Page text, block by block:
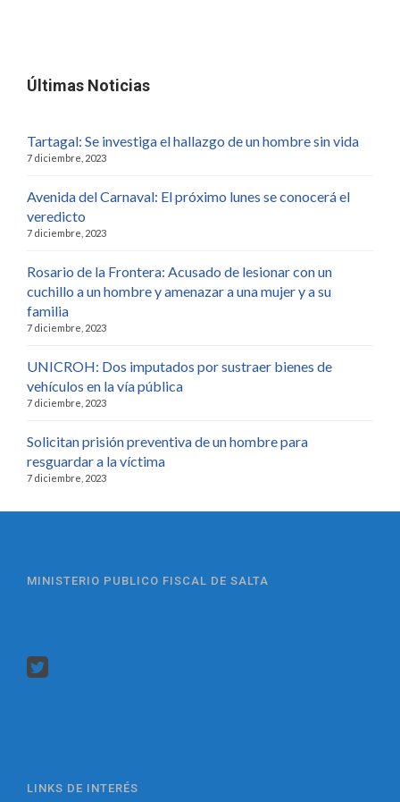
Últimas Noticias
Tartagal: Se investiga el hallazgo de un hombre sin vida
7 diciembre, 2023
Avenida del Carnaval: El próximo lunes se conocerá el
veredicto
7 diciembre, 2023
Rosario de la Frontera: Acusado de lesionar con un
cuchillo a un hombre y amenazar a una mujer y a su
familia
7 diciembre, 2023
UNICROH: Dos imputados por sustraer bienes de
vehículos en la vía pública
7 diciembre, 2023
Solicitan prisión preventiva de un hombre para
resguardar a la víctima
7 diciembre, 2023
MINISTERIO PUBLICO FISCAL DE SALTA
LINKS DE INTERÉS